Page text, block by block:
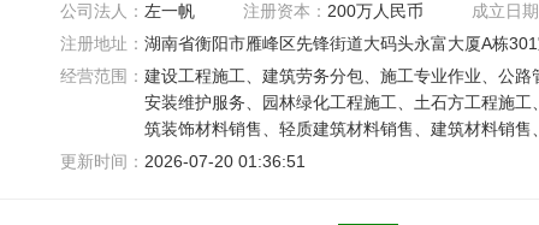
公司法人： 左一帆 注册资本： 200万人民币
成立日
注册地址： 湖南省衡阳市雁峰区先锋街道大码头永富大厦A栋
经营范围： 建设工程施工、建筑劳务分包、施工专业作业、公
安装维护服务、园林绿化工程施工、土石方工程施
筑装饰材料销售、轻质建筑材料销售、建筑材料销
服务
更新时间： 2026-07-20 01:36:51